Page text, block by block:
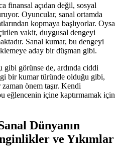
finansal açıdan değil, sosyal
Oyuncular, sanal ortamda
kopmaya başlıyorlar. Oysa
vakit, duygusal dengeyi
Sanal kumar, bu dengeyi
aday bir düşman gibi.
gibi görünse de, ardında ciddi
bir kumar türünde olduğu gibi,
önem taşır. Kendi
eğlencenin içine kaptırmamak için
Dünyanın
ve Yıkımlar